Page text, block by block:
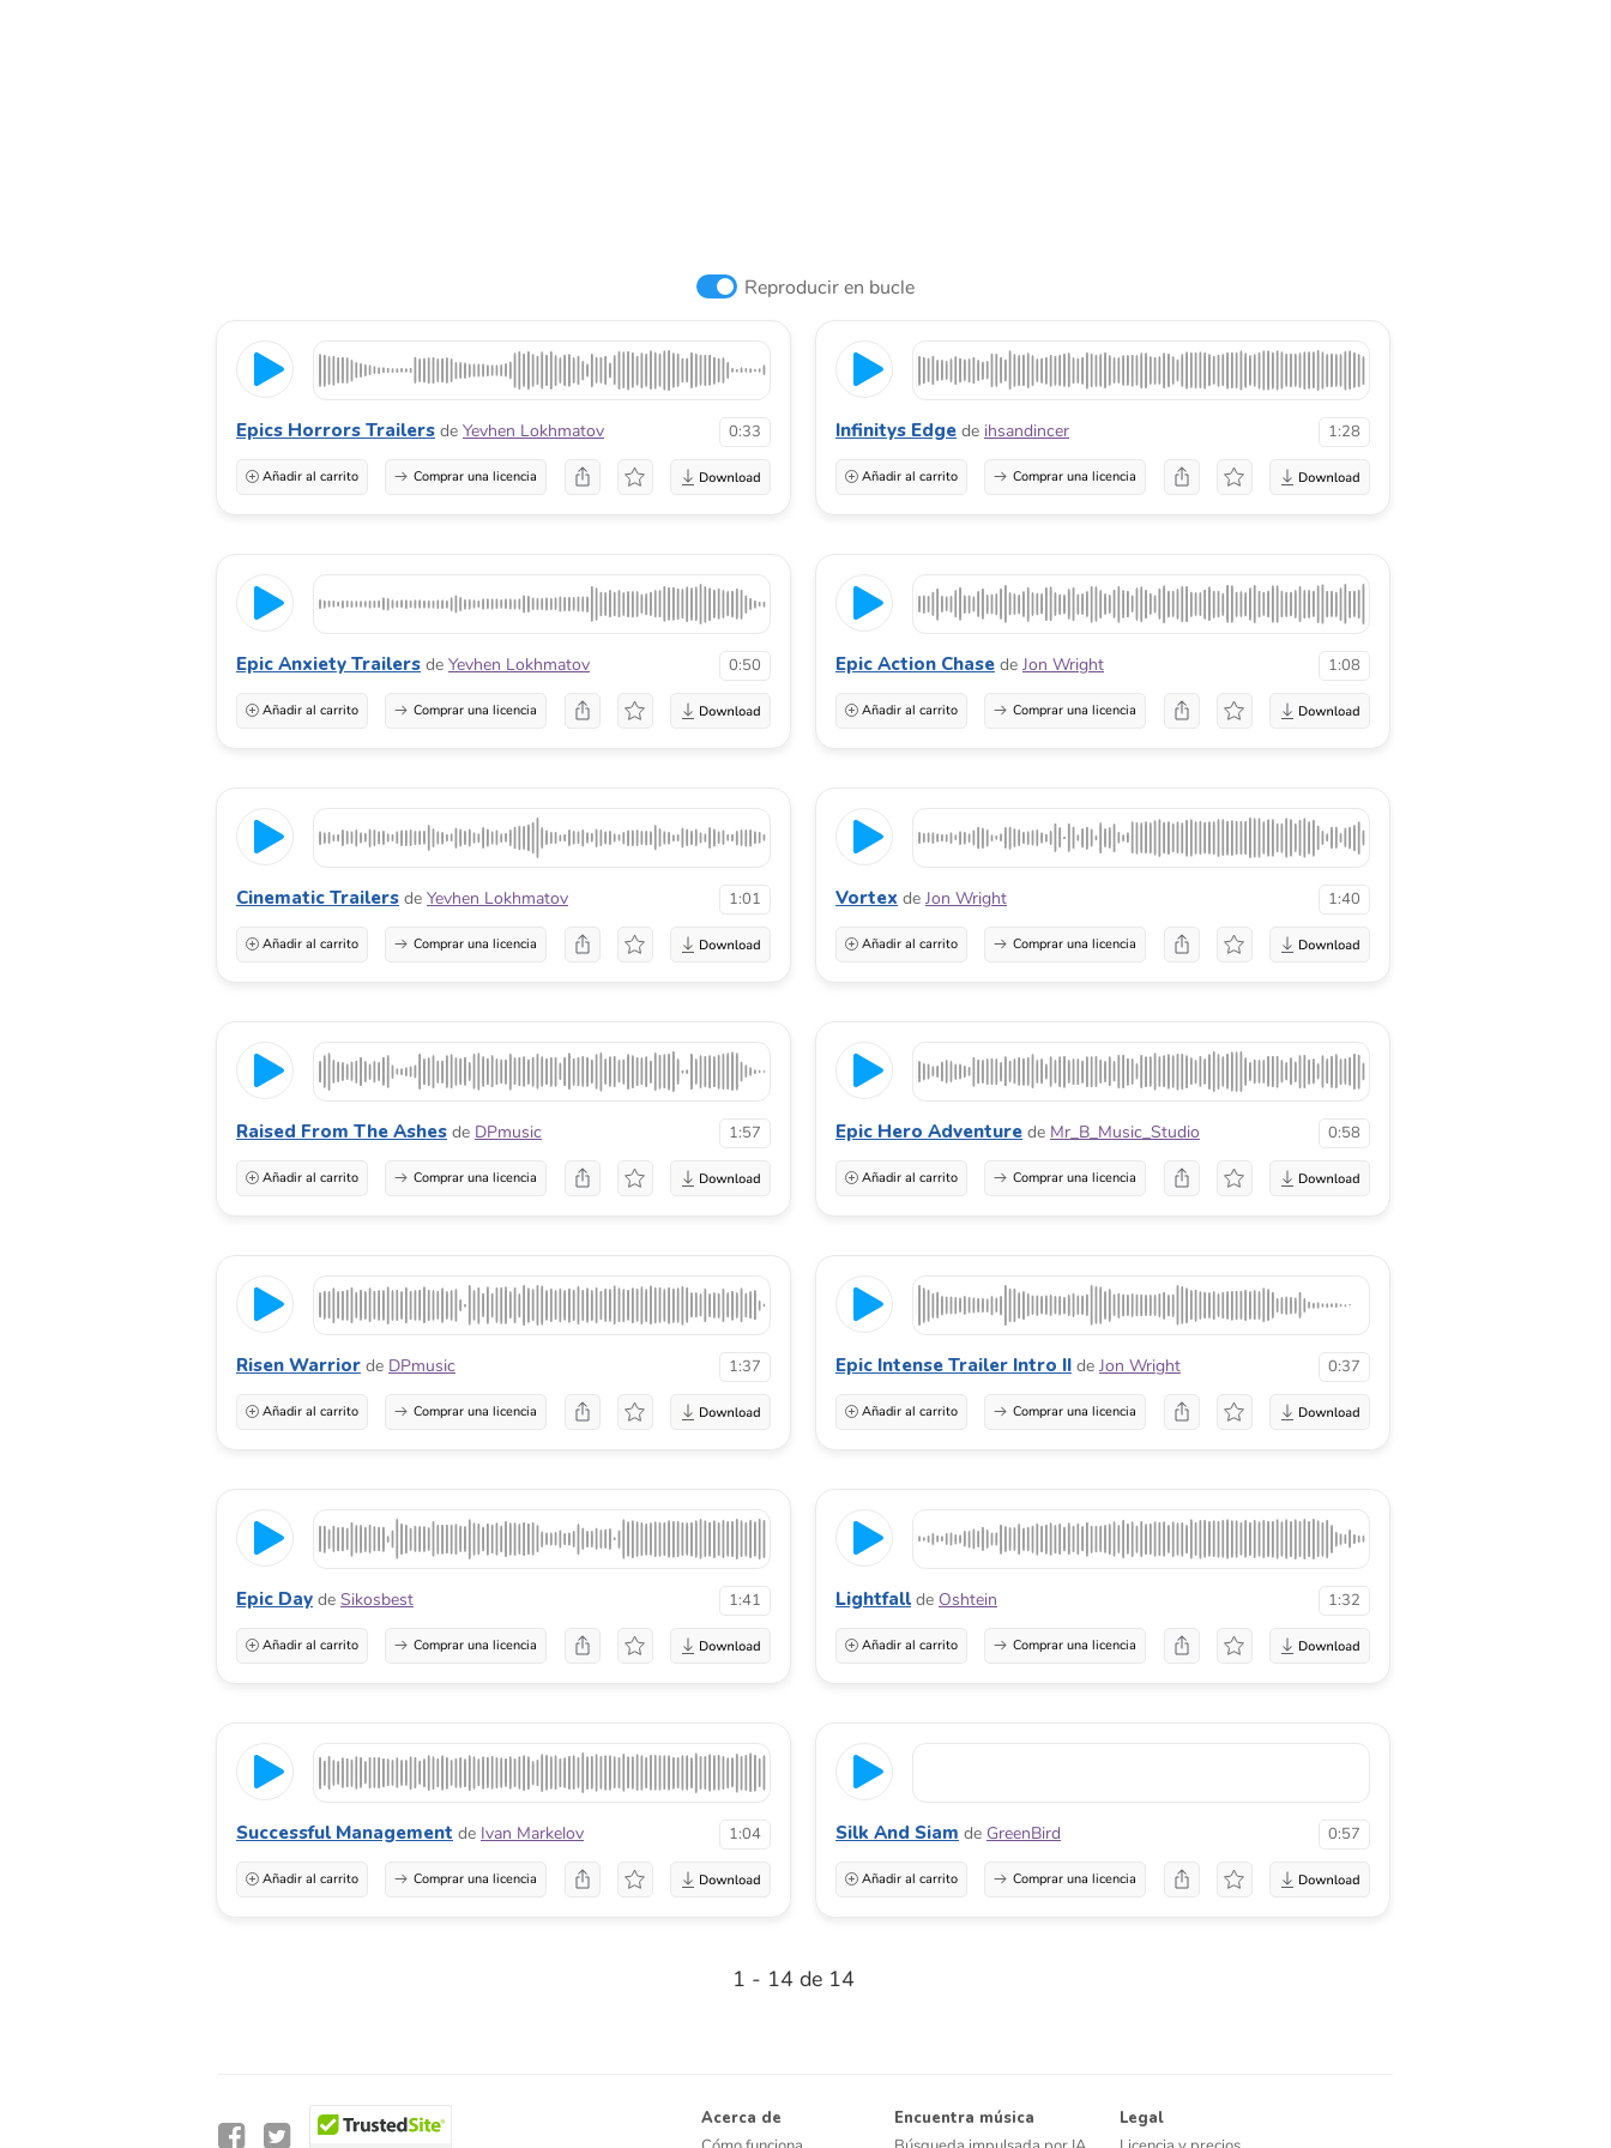
Reproducir en bucle
Epics Horrors Trailers de Yevhen Lokhmatov 0:33
Añadir al carrito Comprar una licencia
Infinitys Edge de ihsandincer 1:28
Añadir al carrito Comprar una licencia
Epic Anxiety Trailers de Yevhen Lokhmatov 0:50
Añadir al carrito Comprar una licencia
Epic Action Chase de Jon Wright 1:08
Añadir al carrito Comprar una licencia
Cinematic Trailers de Yevhen Lokhmatov 1:01
Añadir al carrito Comprar una licencia
Vortex de Jon Wright 1:40
Añadir al carrito Comprar una licencia
Raised From The Ashes de DPmusic 1:57
Añadir al carrito Comprar una licencia
Epic Hero Adventure de Mr_B_Music_Studio 0:58
Añadir al carrito Comprar una licencia
Risen Warrior de DPmusic 1:37
Añadir al carrito Comprar una licencia
Epic Intense Trailer Intro II de Jon Wright 0:37
Añadir al carrito Comprar una licencia
Epic Day de Sikosbest 1:41
Añadir al carrito Comprar una licencia
Lightfall de Oshtein 1:32
Añadir al carrito Comprar una licencia
Successful Management de Ivan Markelov 1:04
Añadir al carrito Comprar una licencia
Silk And Siam de GreenBird 0:57
Añadir al carrito Comprar una licencia
1 - 14 de 14
Acerca de
Encuentra música
Legal